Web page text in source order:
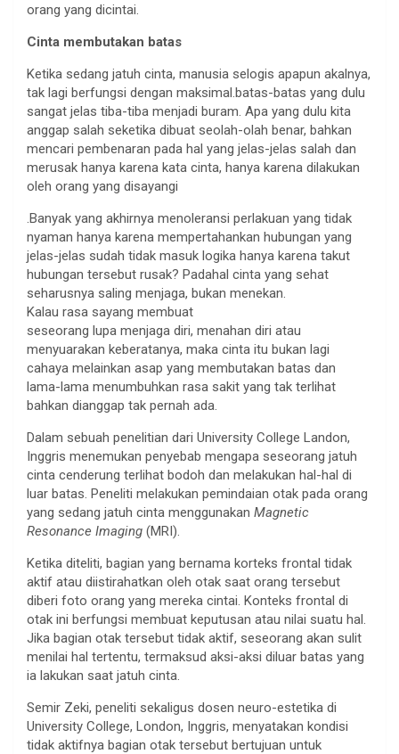
orang yang dicintai.
Cinta membutakan batas
Ketika sedang jatuh cinta, manusia selogis apapun akalnya,
tak lagi berfungsi dengan maksimal.batas-batas yang dulu
sangat jelas tiba-tiba menjadi buram. Apa yang dulu kita
anggap salah seketika dibuat seolah-olah benar, bahkan
mencari pembenaran pada hal yang jelas-jelas salah dan
merusak hanya karena kata cinta, hanya karena dilakukan
oleh orang yang disayangi
.Banyak yang akhirnya menoleransi perlakuan yang tidak
nyaman hanya karena mempertahankan hubungan yang
jelas-jelas sudah tidak masuk logika hanya karena takut
hubungan tersebut rusak? Padahal cinta yang sehat
seharusnya saling menjaga, bukan menekan.
Kalau rasa sayang membuat
seseorang lupa menjaga diri, menahan diri atau
menyuarakan keberatanya, maka cinta itu bukan lagi
cahaya melainkan asap yang membutakan batas dan
lama-lama menumbuhkan rasa sakit yang tak terlihat
bahkan dianggap tak pernah ada.
Dalam sebuah penelitian dari University College Landon,
Inggris menemukan penyebab mengapa seseorang jatuh
cinta cenderung terlihat bodoh dan melakukan hal-hal di
luar batas. Peneliti melakukan pemindaian otak pada orang
yang sedang jatuh cinta menggunakan Magnetic
Resonance Imaging (MRI).
Ketika diteliti, bagian yang bernama korteks frontal tidak
aktif atau diistirahatkan oleh otak saat orang tersebut
diberi foto orang yang mereka cintai. Konteks frontal di
otak ini berfungsi membuat keputusan atau nilai suatu hal.
Jika bagian otak tersebut tidak aktif, seseorang akan sulit
menilai hal tertentu, termaksud aksi-aksi diluar batas yang
ia lakukan saat jatuh cinta.
Semir Zeki, peneliti sekaligus dosen neuro-estetika di
University College, London, Inggris, menyatakan kondisi
tidak aktifnya bagian otak tersebut bertujuan untuk